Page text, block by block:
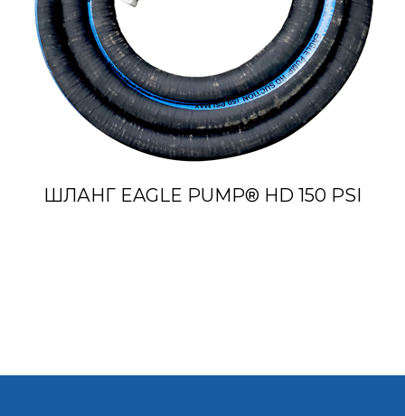
ШЛАНГ EAGLE PUMP® HD 150 PSI